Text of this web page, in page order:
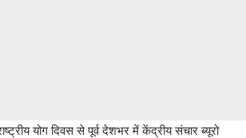
योग दिवस से पूर्व देशभर में केंद्रीय संचार ब्यूरो